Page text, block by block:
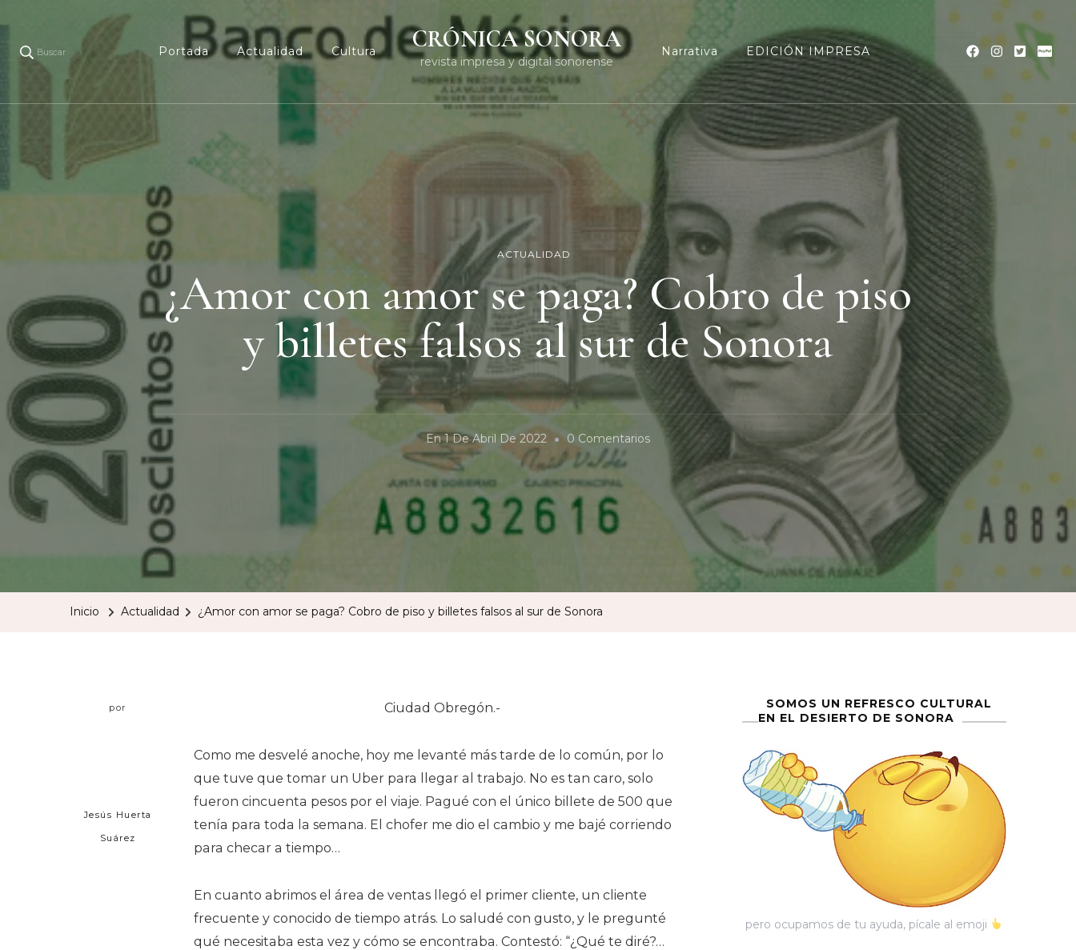
Buscar Portada Actualidad Cultura CRÓNICA SONORA
revista impresa y digital sonorense
Narrativa EDICIÓN IMPRESA
ACTUALIDAD
¿Amor con amor se paga? Cobro de piso
y billetes falsos al sur de Sonora
En1 De Abril De 2022 0 ComentariosEn
Amor
De
Sonora
Inicio Actualidad ¿Amor con amor se paga? Cobro de piso y billetes falsos al sur de Sonora
por
Jesús Huerta
Suárez
Ciudad Obregón.-
Como me desvelé anoche, hoy me levanté más tarde de lo común, por lo
que tuve que tomar un Uber para llegar al trabajo. No es tan caro, solo
fueron cincuenta pesos por el viaje. Pagué con el único billete de 500 que
tenía para toda la semana. El chofer me dio el cambio y me bajé corriendo
para checar a tiempo…
En cuanto abrimos el área de ventas llegó el primer cliente, un cliente
frecuente y conocido de tiempo atrás. Lo saludé con gusto, y le pregunté
qué necesitaba esta vez y cómo se encontraba. Contestó: “¿Qué te diré?…
SOMOS UN REFRESCO CULTURAL
EN EL DESIERTO DE SONORA
pero ocupamos de tu ayuda, pícale al emoji